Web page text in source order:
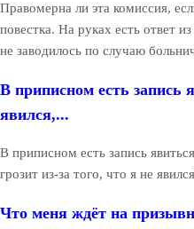
Правомерна ли эта комиссия,
повестка. На руках есть ответ
не заводилось по случаю
В приписном есть запись
явился,...
В приписном есть запись
грозит из-за того, что я не
Что меня ждёт на